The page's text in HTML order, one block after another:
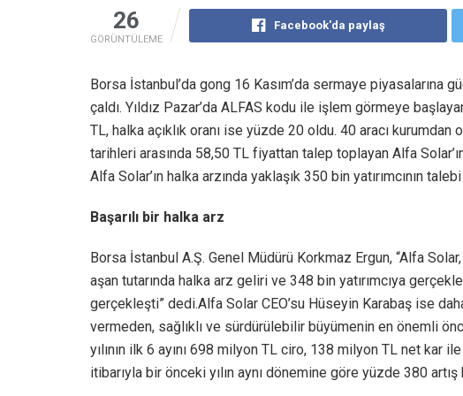
26
GÖRÜNTÜLEME
Facebook'da paylaş
Borsa İstanbul’da gong 16 Kasım’da sermaye piyasalarına
çaldı. Yıldız Pazar’da ALFAS kodu ile işlem görmeye
TL, halka açıklık oranı ise yüzde 20 oldu. 40 aracı
tarihleri arasında 58,50 TL fiyattan talep toplayan Alfa
Alfa Solar’ın halka arzında yaklaşık 350 bin yatırımcının talebi
Başarılı bir halka arz
Borsa İstanbul A.Ş. Genel Müdürü Korkmaz Ergun, “Alfa
aşan tutarında halka arz geliri ve 348 bin yatırımcıya
gerçekleşti” dedi.Alfa Solar CEO’su Hüseyin Karabaş ise
vermeden, sağlıklı ve sürdürülebilir büyümenin en önemli
yılının ilk 6 ayını 698 milyon TL ciro, 138 milyon TL net kar
itibarıyla bir önceki yılın aynı dönemine göre yüzde 380